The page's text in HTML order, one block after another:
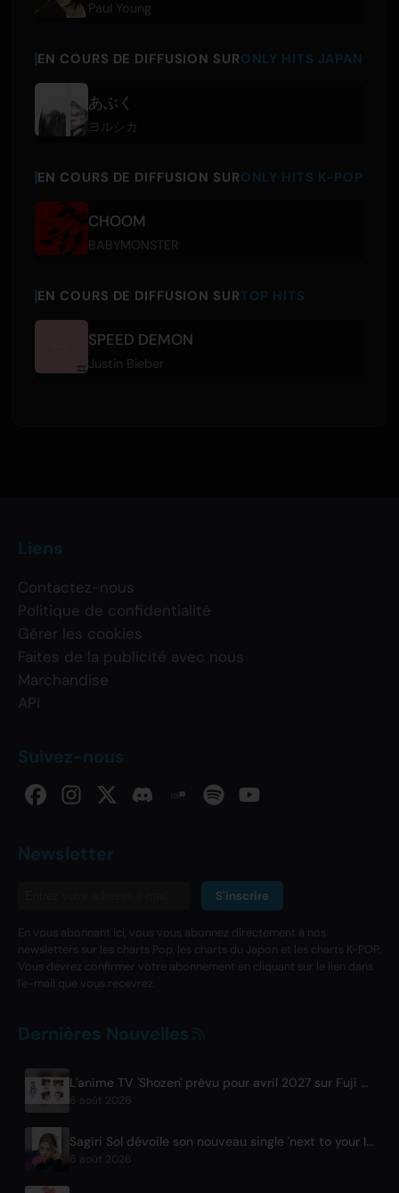
Paul Young
EN COURS DE DIFFUSION SURONLY HITS JAPAN
あぶく
ヨルシカ
EN COURS DE DIFFUSION SURONLY HITS K-POP
CHOOM
BABYMONSTER
EN COURS DE DIFFUSION SURTOP HITS
SPEED DEMON
Justin Bieber
Liens
Contactez-nous
Politique de confidentialité
Gérer les cookies
Faites de la publicité avec nous
Marchandise
API
Suivez-nous
Newsletter
S'inscrire
En vous abonnant ici, vous vous abonnez directement à nos
newsletters sur les charts Pop, les charts du Japon et les charts K-POP.
Vous devrez confirmer votre abonnement en cliquant sur le lien dans
l'e-mail que vous recevrez.
Dernières Nouvelles
L'anime TV 'Shozen' prévu pour avril 2027 sur Fuji TV
6 août 2026
Sagiri Sol dévoile son nouveau single 'next to your love' après une pause
6 août 2026